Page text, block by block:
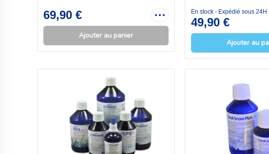
69,90 €
Ajouter au panier
En stock - Expédié sous 24H
49,90 €
Ajouter au